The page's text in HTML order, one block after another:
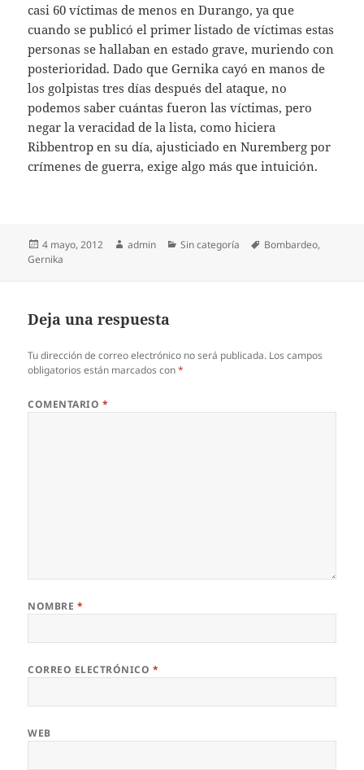
casi 60 víctimas de menos en Durango, ya que
cuando se publicó el primer listado de víctimas estas
personas se hallaban en estado grave, muriendo con
posterioridad. Dado que Gernika cayó en manos de
los golpistas tres días después del ataque, no
podemos saber cuántas fueron las víctimas, pero
negar la veracidad de la lista, como hiciera
Ribbentrop en su día, ajusticiado en Nuremberg por
crímenes de guerra, exige algo más que intuición.
Publicado
el
4 mayo, 2012 Autor
admin Categorías
Sin categoría Etiquetas
Bombardeo,
Gernika
Deja una respuesta
Tu dirección de correo electrónico no será publicada. Los campos
obligatorios están marcados con*
COMENTARIO *
NOMBRE *
CORREO ELECTRÓNICO *
WEB